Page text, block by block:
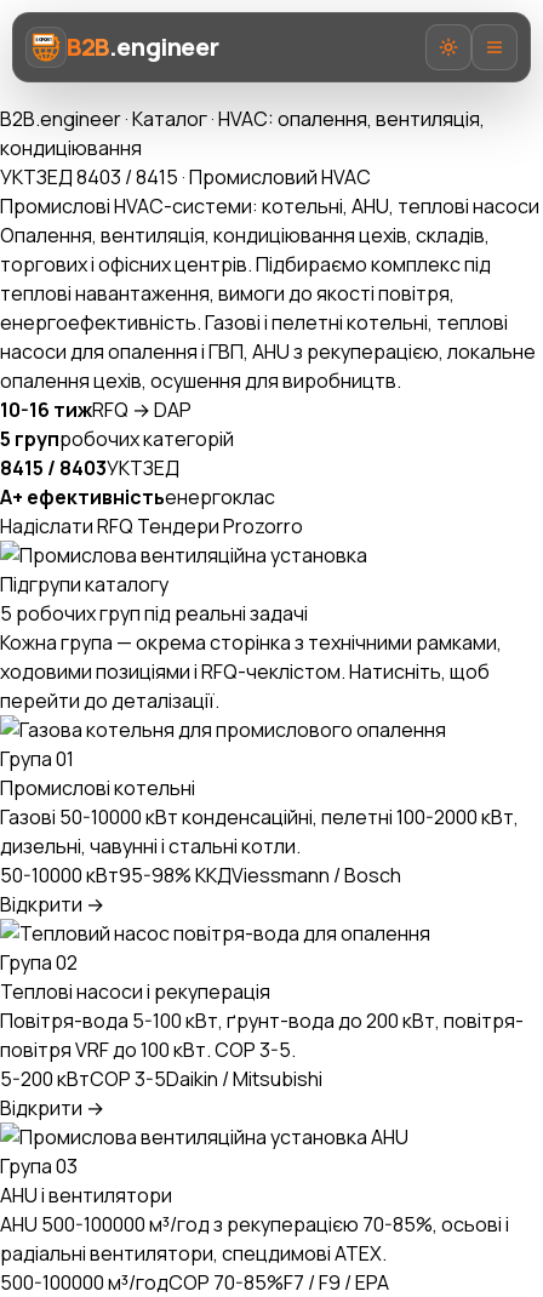
B2B.engineer
Про нас
Послуги
Prozorro AI
Категорії
AI-Експерт ВЕД
UA EN RU
B2B.engineer·Каталог·HVAC: опалення, вентиляція,
кондиціювання
УКТЗЕД 8403 / 8415 · Промисловий HVAC
Промислові HVAC-системи: котельні, AHU, теплові насоси
Опалення, вентиляція, кондиціювання цехів, складів,
торгових і офісних центрів. Підбираємо комплекс під
теплові навантаження, вимоги до якості повітря,
енергоефективність. Газові і пелетні котельні, теплові
насоси для опалення і ГВП, AHU з рекуперацією, локальне
опалення цехів, осушення для виробництв.
10-16 тижRFQ → DAP
5 групробочих категорій
8415 / 8403УКТЗЕД
A+ ефективністьенергоклас
Надіслати RFQ Тендери Prozorro
Підгрупи каталогу
5 робочих груп під реальні задачі
Кожна група — окрема сторінка з технічними рамками,
ходовими позиціями і RFQ-чеклістом. Натисніть, щоб
перейти до деталізації.
Група 01
Промислові котельні
Газові 50-10000 кВт конденсаційні, пелетні 100-2000 кВт,
дизельні, чавунні і стальні котли.
50-10000 кВт95-98% ККДViessmann / Bosch
Відкрити →
Група 02
Теплові насоси і рекуперація
Повітря-вода 5-100 кВт, ґрунт-вода до 200 кВт, повітря-
повітря VRF до 100 кВт. COP 3-5.
5-200 кВтCOP 3-5Daikin / Mitsubishi
Відкрити →
Група 03
AHU і вентилятори
AHU 500-100000 м³/год з рекуперацією 70-85%, осьові і
радіальні вентилятори, спецдимові ATEX.
500-100000 м³/годCOP 70-85%F7 / F9 / EPA